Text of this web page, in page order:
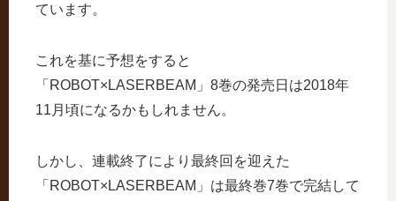
ています。
これを基に予想をすると
「ROBOT×LASERBEAM」8巻の発売日は2018年
11月頃になるかもしれません。
しかし、連載終了により最終回を迎えた
「ROBOT×LASERBEAM」は最終巻7巻で完結して